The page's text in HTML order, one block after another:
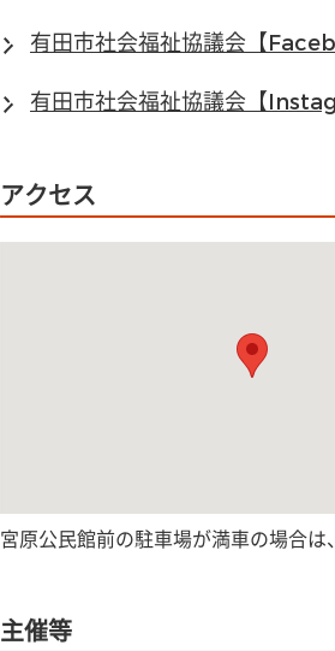
有田市社会福祉協議会【
有田市社会福祉協議会【
アクセス
宮原公民館前の駐車場が満車の場合は
主催等